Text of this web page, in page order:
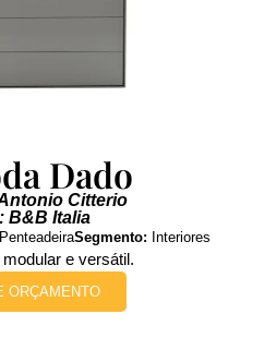
Dado
Citterio
B&B Italia
Segmento: Interiores
e versátil.
ORÇAMENTO